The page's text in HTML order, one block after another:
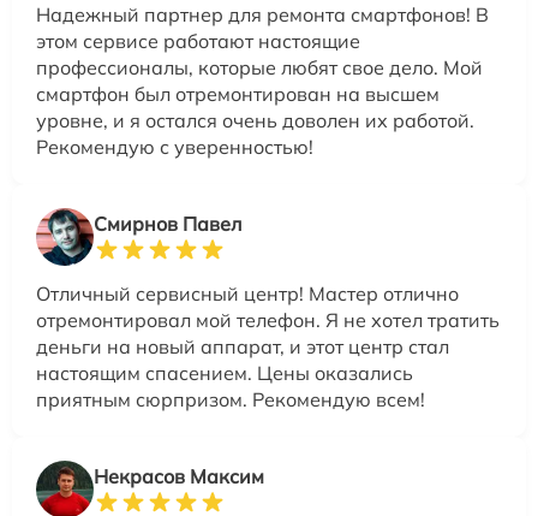
Надежный партнер для ремонта смартфонов! В
этом сервисе работают настоящие
профессионалы, которые любят свое дело. Мой
смартфон был отремонтирован на высшем
уровне, и я остался очень доволен их работой.
Рекомендую с уверенностью!
Смирнов Павел
Отличный сервисный центр! Мастер отлично
отремонтировал мой телефон. Я не хотел тратить
деньги на новый аппарат, и этот центр стал
настоящим спасением. Цены оказались
приятным сюрпризом. Рекомендую всем!
Некрасов Максим